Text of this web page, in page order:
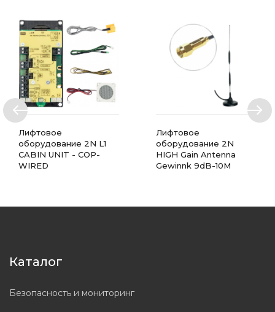
Лифтовое
оборудование 2N L1
CABIN UNIT - COP-
WIRED
Лифтовое
оборудование 2N
HIGH Gain Antenna
Gewinnk 9dB-10M
Каталог
Безопасность и мониторинг